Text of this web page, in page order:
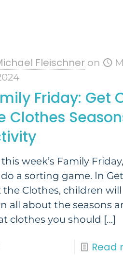
Fleischner on
Friday: Get
Clothes
week’s Family
a sorting game. In Get
the Clothes, children will
all about the seasons
clothes you should […]
Read